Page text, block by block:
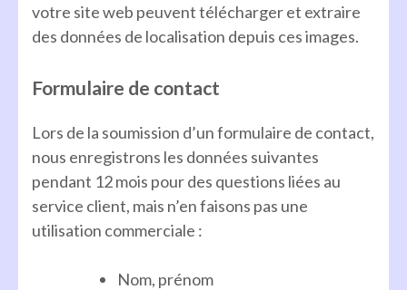
votre site web peuvent télécharger et extraire
des données de localisation depuis ces images.
Formulaire de contact
Lors de la soumission d’un formulaire de contact,
nous enregistrons les données suivantes
pendant 12 mois pour des questions liées au
service client, mais n’en faisons pas une
utilisation commerciale :
Nom, prénom